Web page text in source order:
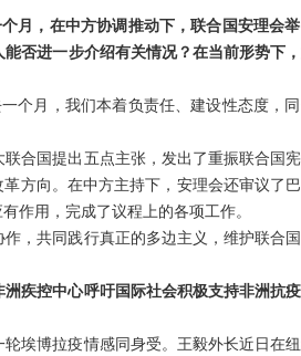
月，在中方协调推动下，联合国安理会
否进一步介绍有关情况？在当前形势下
个月，我们本着负责任、建设性态度，
合国提出五点主张，发出了重振联合国
方向。在中方主持下，安理会还审议了
作用，完成了议程上的各项工作。
，共同践行真正的多边主义，维护联合
疾控中心呼吁国际社会积极支持非洲抗
埃博拉疫情感同身受。王毅外长近日在